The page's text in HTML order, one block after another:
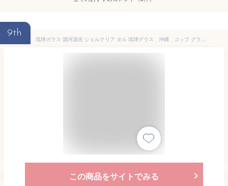
9th
琉球ガラス 源河源吉 シェルクリア タル 琉球グラス 沖縄 コップ グラス 琉球 プレゼント お土産 沖縄県 OKINAWA お土産 誕生日 結婚祝い ギフト 引き出物 推し色 推しカラー 青 水色 緑 ピンク 赤 ワインレッド 紫 黄色 白 黒
この商品をサイトでみる